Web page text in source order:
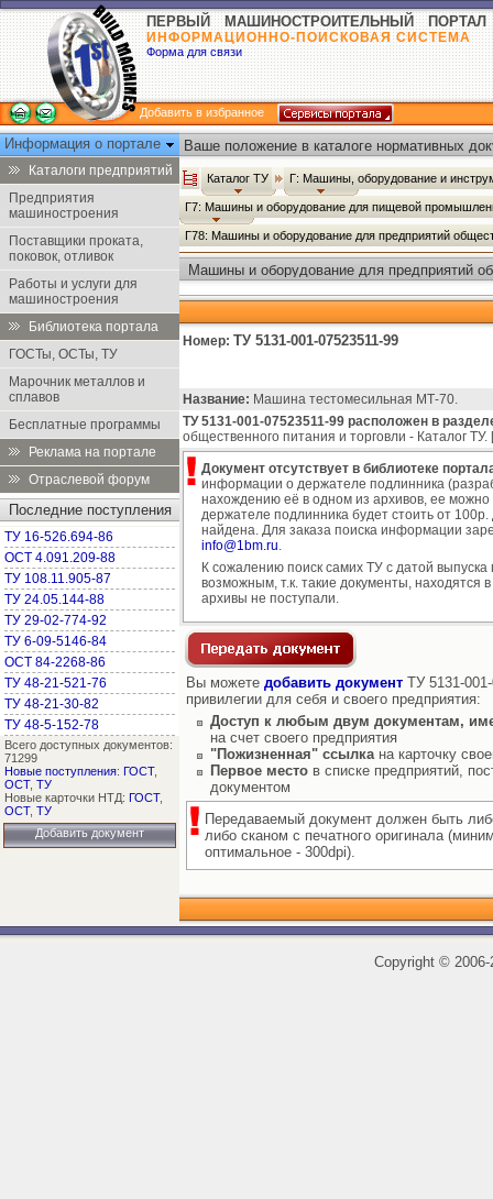
ПЕРВЫЙ МАШИНОСТРОИТЕЛЬНЫЙ ПОРТАЛ
ИНФОРМАЦИОННО-ПОИСКОВАЯ СИСТЕМА
Форма для связи
Добавить в избранное
Информация о портале
Каталоги предприятий
Предприятия
машиностроения
Поставщики проката,
поковок, отливок
Работы и услуги для
машиностроения
Библиотека портала
ГОСТы, ОСТы, ТУ
Марочник металлов и
сплавов
Бесплатные программы
Реклама на портале
Отраслевой форум
Последние поступления
ТУ 16-526.694-86
ОСТ 4.091.209-88
ТУ 108.11.905-87
ТУ 24.05.144-88
ТУ 29-02-774-92
ТУ 6-09-5146-84
ОСТ 84-2268-86
ТУ 48-21-521-76
ТУ 48-21-30-82
ТУ 48-5-152-78
Всего доступных документов:
71299
Новые поступления: ГОСТ,
ОСТ, ТУ
Новые карточки НТД: ГОСТ,
ОСТ, ТУ
Добавить документ
Ваше положение в каталоге нормативных
Каталог ТУ Г: Машины, оборудование и
Г7: Машины и оборудование для пищевой
Г78: Машины и оборудование для предприятий
Машины и оборудование для предприятий
Номер: ТУ 5131-001-07523511-99
Название: Машина тестомесильная МТ-70.
ТУ 5131-001-07523511-99 расположен в
общественного питания и торговли - Каталог ТУ. [
Документ отсутствует в библиотеке
информации о держателе подлинника
нахождению её в одном из архивов, ее
держателе подлинника будет стоить от
найдена. Для заказа поиска информации
info@1bm.ru.
К сожалению поиск самих ТУ с датой
возможным, т.к. такие документы, находятся
архивы не поступали.
Вы можете добавить документ ТУ 5131-
привилегии для себя и своего предприятия:
Доступ к любым двум документам,
на счет своего предприятия
"Пожизненная" ссылкана карточку
Первое место в списке предприятий,
документом
Передаваемый документ должен быть
либо сканом с печатного оригинала
оптимальное - 300dpi).
Copyright ©